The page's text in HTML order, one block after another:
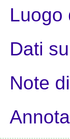
Luogo
Dati
Note